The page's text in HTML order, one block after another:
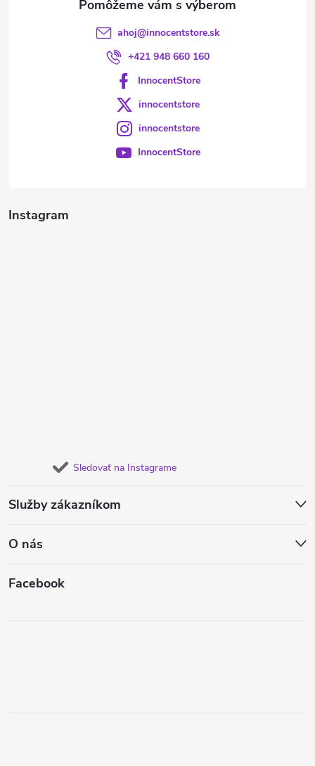
Instagram
Sledovať na Instagrame
Služby zákazníkom
O nás
Facebook
ahoj@innocentstore.sk
+421 948 660 160
InnocentStore
innocentstore
innocentstore
InnocentStore